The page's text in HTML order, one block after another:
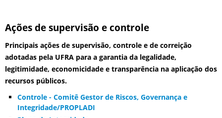
Ações de supervisão e controle
Principais ações de supervisão, controle e de correição
adotadas pela UFRA para a garantia da legalidade,
legitimidade, economicidade e transparência na aplicação dos
recursos públicos.
Controle - Comitê Gestor de Riscos, Governança e
Integridade/PROPLADI